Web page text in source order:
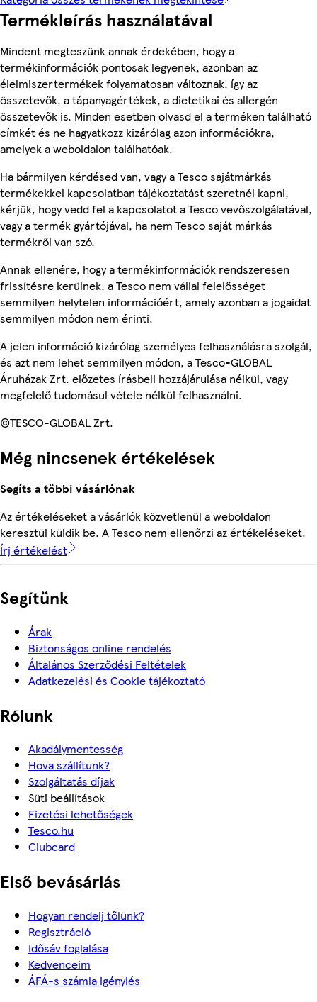
Termékleírás használatával
Mindent megteszünk annak érdekében, hogy a
termékinformációk pontosak legyenek, azonban az
élelmiszertermékek folyamatosan változnak, így az
összetevők, a tápanyagértékek, a dietetikai és allergén
összetevők is. Minden esetben olvasd el a terméken található
címkét és ne hagyatkozz kizárólag azon információkra,
amelyek a weboldalon találhatóak.
Ha bármilyen kérdésed van, vagy a Tesco sajátmárkás
termékekkel kapcsolatban tájékoztatást szeretnél kapni,
kérjük, hogy vedd fel a kapcsolatot a Tesco vevőszolgálatával,
vagy a termék gyártójával, ha nem Tesco saját márkás
termékről van szó.
Annak ellenére, hogy a termékinformációk rendszeresen
frissítésre kerülnek, a Tesco nem vállal felelősséget
semmilyen helytelen információért, amely azonban a jogaidat
semmilyen módon nem érinti.
A jelen információ kizárólag személyes felhasználásra szolgál,
és azt nem lehet semmilyen módon, a Tesco-GLOBAL
Áruházak Zrt. előzetes írásbeli hozzájárulása nélkül, vagy
megfelelő tudomásul vétele nélkül felhasználni.
©TESCO-GLOBAL Zrt.
Még nincsenek értékelések
Segíts a többi vásárlónak
Az értékeléseket a vásárlók közvetlenül a weboldalon
keresztül küldik be. A Tesco nem ellenőrzi az értékeléseket.
Írj értékelést
Segítünk
Árak
Biztonságos online rendelés
Általános Szerződési Feltételek
Adatkezelési és Cookie tájékoztató
Rólunk
Akadálymentesség
Hova szállítunk?
Szolgáltatás díjak
Süti beállítások
Fizetési lehetőségek
Tesco.hu
Clubcard
Első bevásárlás
Hogyan rendelj tőlünk?
Regisztráció
Idősáv foglalása
Kedvenceim
ÁFÁ-s számla igénylés